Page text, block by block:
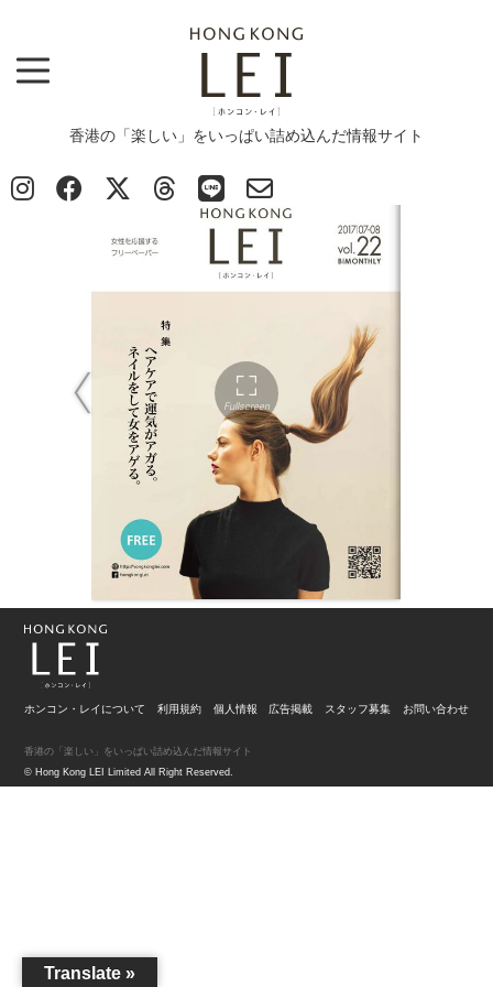
香港の「楽しい」をいっぱい詰め込んだ情報サイト
E-Magazine vol.22
E-Magazine vol.22
ホンコン・レイについて 利用規約 個人情報 広告掲載 スタッフ募集 お問い合わせ
© Hong Kong LEI Limited All Right Reserved.
香港の「楽しい」をいっぱい詰め込んだ情報サイト
Translate »